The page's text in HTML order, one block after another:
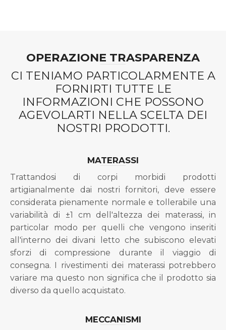
OPERAZIONE TRASPARENZA
CI TENIAMO PARTICOLARMENTE A
FORNIRTI TUTTE LE
INFORMAZIONI CHE POSSONO
AGEVOLARTI NELLA SCELTA DEI
NOSTRI PRODOTTI.
MATERASSI
Trattandosi di corpi morbidi prodotti
artigianalmente dai nostri fornitori, deve essere
considerata pienamente normale e tollerabile una
variabilità di ±1 cm dell'altezza dei materassi, in
particolar modo per quelli che vengono inseriti
all'interno dei divani letto che subiscono elevati
sforzi di compressione durante il viaggio di
consegna. I rivestimenti dei materassi potrebbero
variare ma questo non significa che il prodotto sia
diverso da quello acquistato.
MECCANISMI